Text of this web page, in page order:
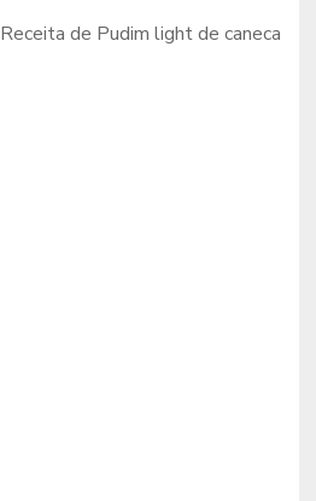
Receita de Pudim light de caneca